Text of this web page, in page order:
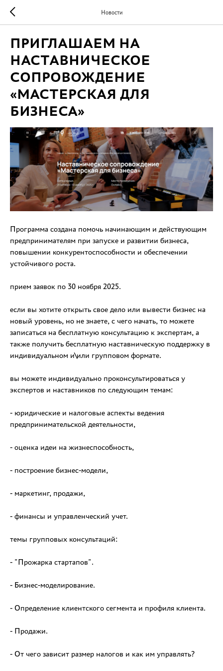
Новости
ПРИГЛАШАЕМ НА
НАСТАВНИЧЕСКОЕ
СОПРОВОЖДЕНИЕ
«МАСТЕРСКАЯ ДЛЯ
БИЗНЕСА»
Программа создана помочь начинающим и действующим
предпринимателям при запуске и развитии бизнеса,
повышении конкурентоспособности и обеспечении
устойчивого роста.
прием заявок по 30 ноября 2025.
если вы хотите открыть свое дело или вывести бизнес на
новый уровень, но не знаете, с чего начать, то можете
записаться на бесплатную консультацию к экспертам, а
также получить бесплатную наставническую поддержку в
индивидуальном и\или групповом формате.
вы можете индивидуально проконсультироваться у
экспертов и наставников по следующим темам:
- юридические и налоговые аспекты ведения
предпринимательской деятельности,
- оценка идеи на жизнеспособность,
- построение бизнес-модели,
- маркетинг, продажи,
- финансы и управленческий учет.
темы групповых консультаций:
- "Прожарка стартапов".
- Бизнес-моделирование.
- Определение клиентского сегмента и профиля клиента.
- Продажи.
- От чего зависит размер налогов и как им управлять?